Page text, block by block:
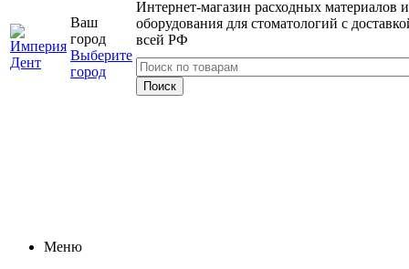
Ваш
город
Выберите
город
Интернет-магазин расходных материалов и
оборудования для стоматологий с
всей РФ
Меню